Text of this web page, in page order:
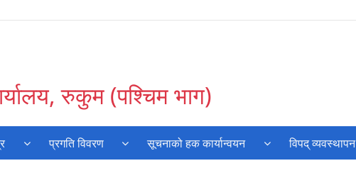
रुकुम (पश्चिम भाग)
प्रगति विवरण सूचनाको हक कार्यान्वयन विपद् व्यवस्थापन